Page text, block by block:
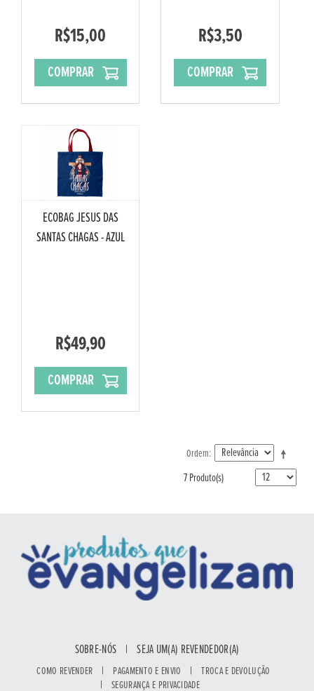
R$15,00
COMPRAR
R$3,50
COMPRAR
ECOBAG JESUS DAS
SANTAS CHAGAS - AZUL
R$49,90
COMPRAR
Ordem
7 Produto(s)
SOBRE-NÓS | SEJA UM(A) REVENDEDOR(A)
COMO REVENDER | PAGAMENTO E ENVIO | TROCA E DEVOLUÇÃO
| SEGURANÇA E PRIVACIDADE